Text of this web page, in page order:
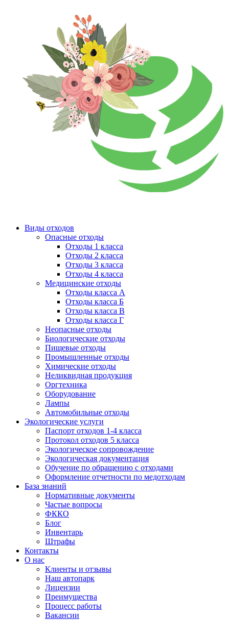
Виды отходов
Опасные отходы
Отходы 1 класса
Отходы 2 класса
Отходы 3 класса
Отходы 4 класса
Медицинские отходы
Отходы класса А
Отходы класса Б
Отходы класса В
Отходы класса Г
Неопасные отходы
Биологические отходы
Пищевые отходы
Промышленные отходы
Химические отходы
Неликвидная продукция
Оргтехника
Оборудование
Лампы
Автомобильные отходы
Экологические услуги
Паспорт отходов 1-4 класса
Протокол отходов 5 класса
Экологическое сопровождение
Экологическая документация
Обучение по обращению с отходами
Оформление отчетности по медотходам
База знаний
Нормативные документы
Частые вопросы
ФККО
Блог
Инвентарь
Штрафы
Контакты
О нас
Клиенты и отзывы
Наш автопарк
Лицензии
Преимущества
Процесс работы
Вакансии